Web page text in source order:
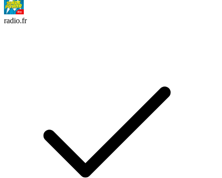
radio.fr